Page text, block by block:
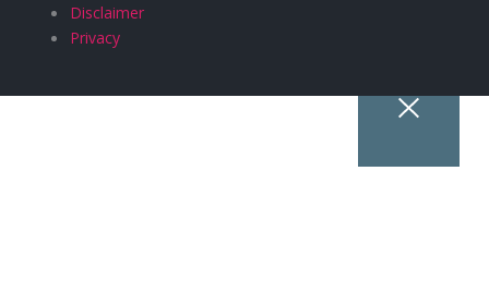
Disclaimer
Privacy